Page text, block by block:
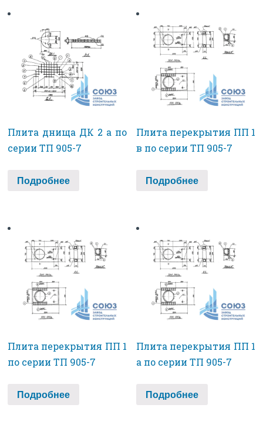
Плита днища ДК 2 а по
серии ТП 905-7
Подробнее
Плита перекрытия ПП 1
в по серии ТП 905-7
Подробнее
Плита перекрытия ПП 1
по серии ТП 905-7
Подробнее
Плита перекрытия ПП 1
а по серии ТП 905-7
Подробнее